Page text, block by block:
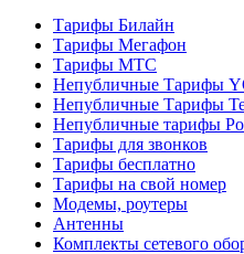
Тарифы Билайн
Тарифы Мегафон
Тарифы МТС
Непубличные Тарифы
Непубличные Тарифы
Непубличные тарифы
Тарифы для звонков
Тарифы бесплатно
Тарифы на свой номер
Модемы, роутеры
Антенны
Комплекты сетевого